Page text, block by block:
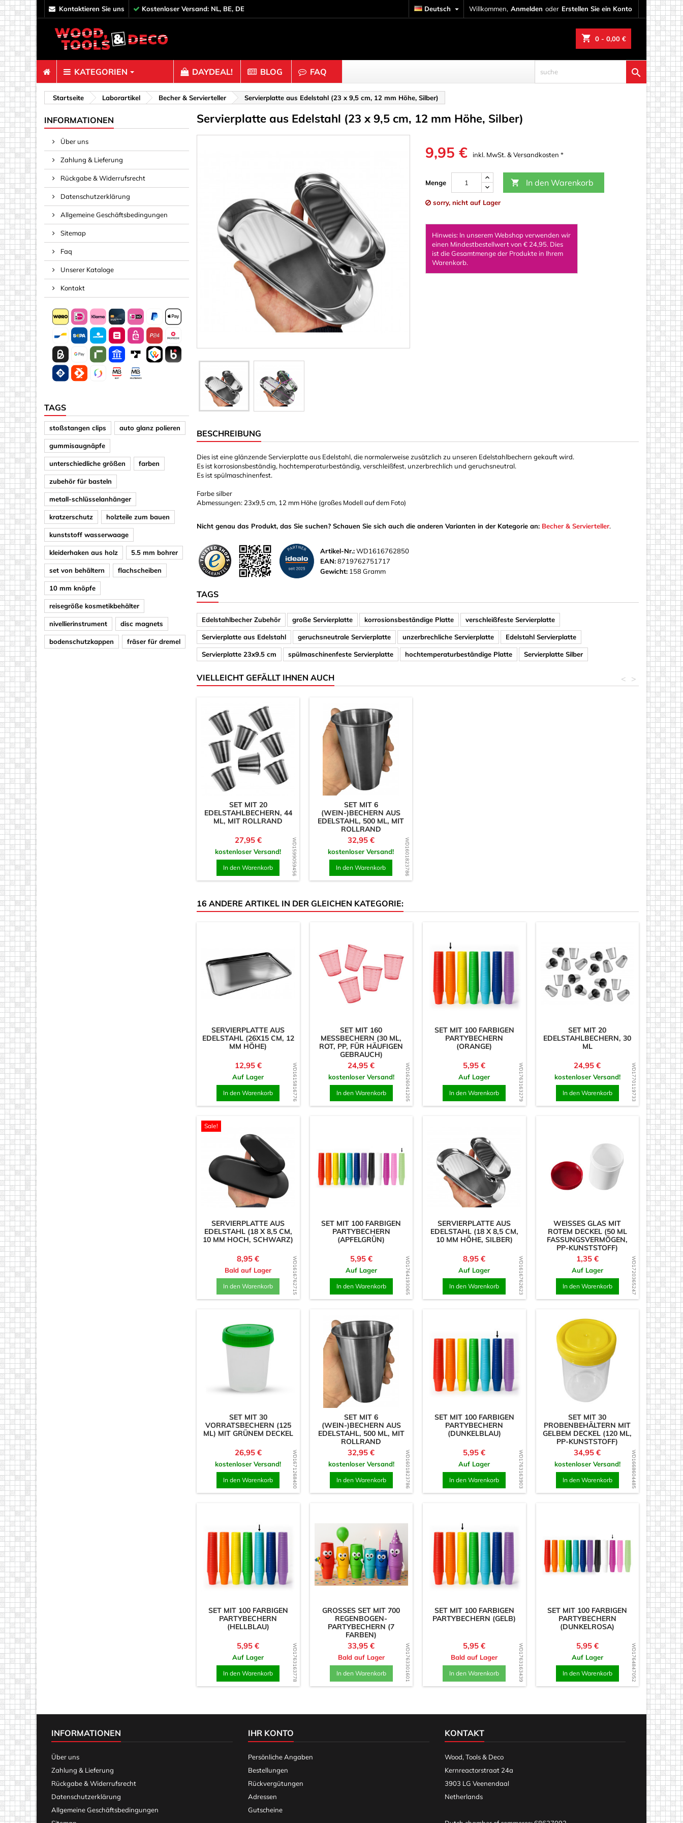
kontaktieren Sie uns Kostenloser Versand: NL, BE, DE Willkommen, Anmelden oder Erstellen Sie ein Konto
Deutsch 
shopping_cart 0 - 0,00 €
KATEGORIEN
Befestigungsmittel
Abstandhalter
Bolzen & Muttern
Klammern, Binder & Gewebe
Klebeband, Seil & Kleber
Rampenmuttern (Einschraubmuttern)
Regalverbinder
Stifte & Stangen
Handwerk Holz & Kork
Figuren
Halbkugeln
Kappen & Knöpfe
Ornamente & Holzschnitzereien
Scheiben
Stöcke & Blöcke
Wascheklammern
Woodys Kinderbox
Würfel
Plattenmaterial 3 mm
Plattenmaterial 8 mm
Quadrate
Spiegel
Magnete
DAYDEAL! BLOG FAQ 
Startseite Laborartikel Becher & Servierteller Servierplatte aus Edelstahl (23 x 9,5 cm, 12 mm Höhe, Silber)
INFORMATIONEN
Über uns
Zahlung & Lieferung
Rückgabe & Widerrufsrecht
Datenschutzerklärung
Allgemeine Geschäftsbedingungen
Sitemap
Faq
Unserer Kataloge
Kontakt
TAGS
stoßstangen clips auto glanz polieren
gummisaugnäpfe
unterschiedliche größen farben
zubehör für basteln
metall-schlüsselanhänger
kratzerschutz holzteile zum bauen
kunststoff wasserwaage
kleiderhaken aus holz 5.5 mm bohrer
set von behältern flachscheiben
10 mm knöpfe
reisegröße kosmetikbehälter
nivellierinstrument disc magnets
bodenschutzkappen fräser für dremel
Servierplatte aus Edelstahl (23 x 9,5 cm, 12 mm Höhe, Silber)
9,95 € inkl. MwSt. & Versandkosten *
Menge  In den Warenkorb
sorry, nicht auf Lager
Hinweis: In unserem Webshop verwenden wir
einen Mindestbestellwert von € 24,95. Dies
ist die Gesamtmenge der Produkte in Ihrem
Warenkorb.
BESCHREIBUNG
Dies ist eine glänzende Servierplatte aus Edelstahl, die normalerweise zusätzlich zu unseren Edelstahlbechern gekauft wird.
Es ist korrosionsbeständig, hochtemperaturbeständig, verschleißfest, unzerbrechlich und geruchsneutral.
Es ist spülmaschinenfest.
Farbe silber
Abmessungen: 23x9,5 cm, 12 mm Höhe (großes Modell auf dem Foto)
Nicht genau das Produkt, das Sie suchen? Schauen Sie sich auch die anderen Varianten in der Kategorie an: Becher & Servierteller.
Artikel-Nr.:WD1616762850
EAN:8719762751717
Gewicht: 158 Gramm
TAGS
Edelstahlbecher Zubehör große Servierplatte korrosionsbeständige Platte verschleißfeste Servierplatte
Servierplatte aus Edelstahl geruchsneutrale Servierplatte unzerbrechliche Servierplatte Edelstahl Servierplatte
Servierplatte 23x9.5 cm spülmaschinenfeste Servierplatte hochtemperaturbeständige Platte Servierplatte Silber
VIELLEICHT GEFÄLLT IHNEN AUCH >
<
WD1599059456
SET MIT 20
EDELSTAHLBECHERN, 44
ML, MIT ROLLRAND
Preis
27,95 €
kostenloser Versand!
In den Warenkorb WD1601823786
SET MIT 6
(WEIN-)BECHERN AUS
EDELSTAHL, 500 ML, MIT
ROLLRAND
Preis
32,95 €
kostenloser Versand!
In den Warenkorb
16 ANDERE ARTIKEL IN DER GLEICHEN KATEGORIE:
WD1615816776
SERVIERPLATTE AUS
EDELSTAHL (26X15 CM, 12
MM HÖHE)
Preis
12,95 €
Auf Lager
In den Warenkorb WD1626041205
SET MIT 160
MESSBECHERN (30 ML,
ROT, PP, FÜR HÄUFIGEN
GEBRAUCH)
Preis
24,95 €
kostenloser Versand!
In den Warenkorb WD1763163279
SET MIT 100 FARBIGEN
PARTYBECHERN
(ORANGE)
Preis
5,95 €
Auf Lager
In den Warenkorb WD1770119733
SET MIT 20
EDELSTAHLBECHERN, 30
ML
Preis
24,95 €
kostenloser Versand!
In den Warenkorb
WD1616762715
Sale!
SERVIERPLATTE AUS
EDELSTAHL (18 X 8,5 CM,
10 MM HOCH, SCHWARZ)
Preis
8,95 €
Bald auf Lager
In den Warenkorb WD1764193065
SET MIT 100 FARBIGEN
PARTYBECHERN
(APFELGRÜN)
Preis
5,95 €
Auf Lager
In den Warenkorb WD1616762623
SERVIERPLATTE AUS
EDELSTAHL (18 X 8,5 CM,
10 MM HÖHE, SILBER)
Preis
8,95 €
Auf Lager
In den Warenkorb WD1720365247
WEISSES GLAS MIT R
OTEM DECKEL (50 ML F
ASSUNGSVERMÖGEN, P
P-KUNSTSTOFF)
Preis
1,35 €
Auf Lager
In den Warenkorb
WD1671268400
SET MIT 30
VORRATSBECHERN (125
ML) MIT GRÜNEM DECKEL
Preis
26,95 €
kostenloser Versand!
In den Warenkorb WD1601823786
SET MIT 6
(WEIN-)BECHERN AUS
EDELSTAHL, 500 ML, MIT
ROLLRAND
Preis
32,95 €
kostenloser Versand!
In den Warenkorb WD1763163903
SET MIT 100 FARBIGEN
PARTYBECHERN
(DUNKELBLAU)
Preis
5,95 €
Auf Lager
In den Warenkorb WD1668604485
SET MIT 30
PROBENBEHÄLTERN MIT
GELBEM DECKEL (120 ML,
PP-KUNSTSTOFF)
Preis
34,95 €
kostenloser Versand!
In den Warenkorb
WD1763163778
SET MIT 100 FARBIGEN
PARTYBECHERN
(HELLBLAU)
Preis
5,95 €
Auf Lager
In den Warenkorb WD1763301601
GROSSES SET MIT 700 R
EGENBOGEN-P
ARTYBECHERN (7 F
ARBEN)
Preis
33,95 €
Bald auf Lager
In den Warenkorb WD1763163439
SET MIT 100 FARBIGEN
PARTYBECHERN (GELB)
Preis
5,95 €
Bald auf Lager
In den Warenkorb WD1764847052
SET MIT 100 FARBIGEN
PARTYBECHERN
(DUNKELROSA)
Preis
5,95 €
Auf Lager
In den Warenkorb
INFORMATIONEN
Über uns
Zahlung & Lieferung
Rückgabe & Widerrufsrecht
Datenschutzerklärung
Allgemeine Geschäftsbedingungen
IHR KONTO
Persönliche Angaben
Bestellungen
Rückvergütungen
Adressen
Gutscheine
KONTAKT
Wood, Tools & Deco
Kernreactorstraat 24a
3903 LG Veenendaal
Netherlands